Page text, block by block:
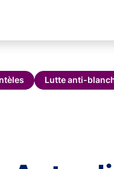
Lutte anti-